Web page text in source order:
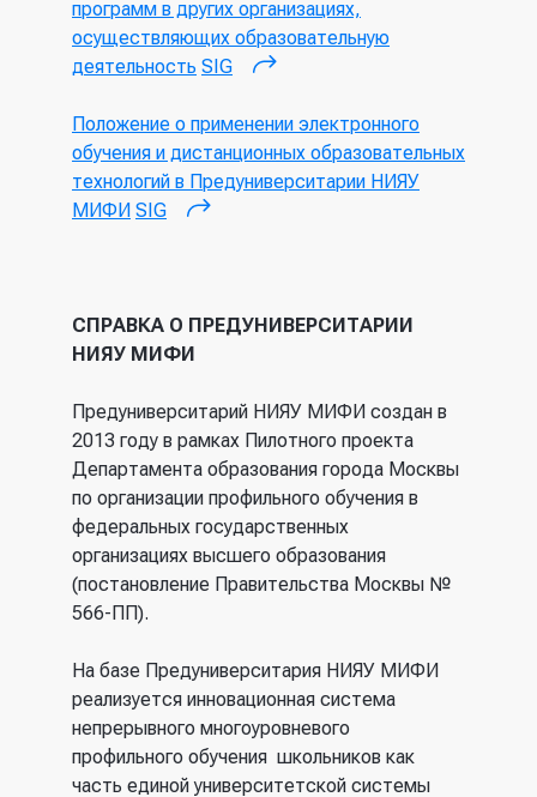
программ в других организациях,
осуществляющих образовательную
деятельность SIG (внешняя ссылка)
Положение о применении электронного
обучения и дистанционных образовательных
технологий в Предуниверситарии НИЯУ
МИФИ SIG (внешняя ссылка)
СПРАВКА О ПРЕДУНИВЕРСИТАРИИ
НИЯУ МИФИ
Предуниверситарий НИЯУ МИФИ создан в
2013 году в рамках Пилотного проекта
Департамента образования города Москвы
по организации профильного обучения в
федеральных государственных
организациях высшего образования
(постановление Правительства Москвы №
566-ПП).
На базе Предуниверситария НИЯУ МИФИ
реализуется инновационная система
непрерывного многоуровневого
профильного обучения школьников как
часть единой университетской системы